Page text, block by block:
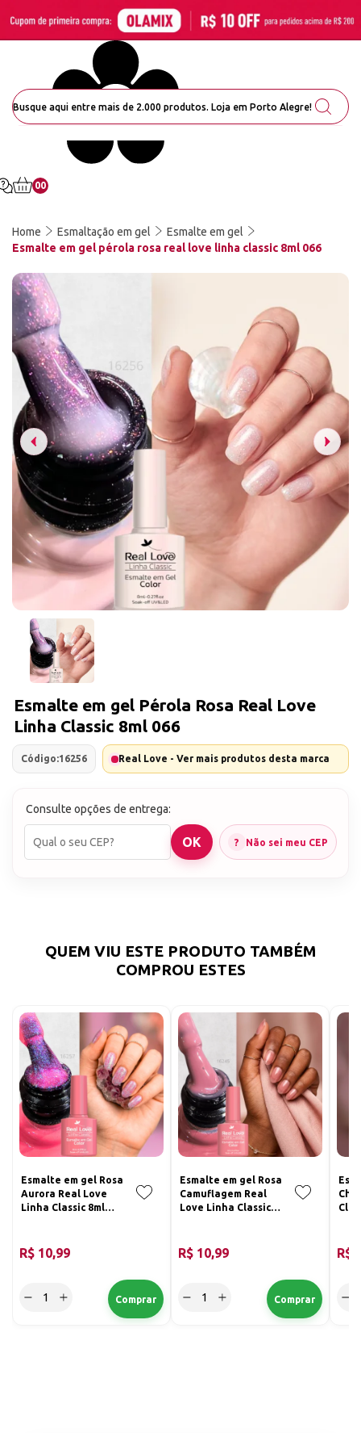
00
Home Esmaltação em gel
Esmalte em gel
Esmalte em gel pérola rosa real love linha classic 8ml 066
Esmalte em gel Pérola Rosa Real Love
Linha Classic 8ml 066
Código:16256 Real Love - Ver mais produtos desta marca
Consulte opções de entrega:
Não sei meu CEP
QUEM VIU ESTE PRODUTO TAMBÉM
COMPROU ESTES
Esmalte em gel Rosa
Aurora Real Love
Linha Classic 8ml
R$ 10,99
Esmalte em gel Rosa
Camuflagem Real
Love Linha Classic
R$ 10,99
Chá
R$